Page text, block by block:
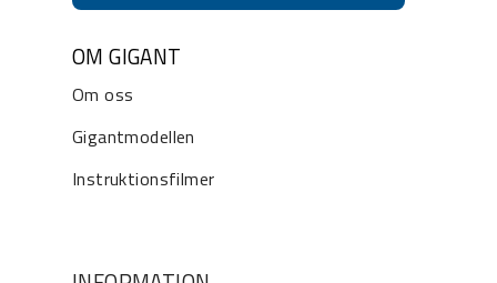
OM GIGANT
Om oss
Gigantmodellen
Instruktionsfilmer